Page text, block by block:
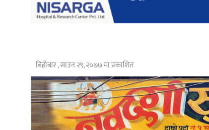
बिहीबार , साउन २९, २०७७ मा प्रकाशित